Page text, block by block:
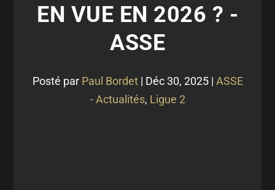
EN VUE EN 2026 ? -
ASSE
Posté par Paul Bordet| Déc 30, 2025| ASSE
- Actualités, Ligue 2